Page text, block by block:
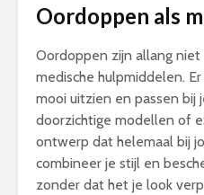
Oordoppen als
Oordoppen zijn allang niet
medische hulpmiddelen.
mooi uitzien en passen bij
doorzichtige modellen of
ontwerp dat helemaal bij
combineer je stijl en
zonder dat het je look